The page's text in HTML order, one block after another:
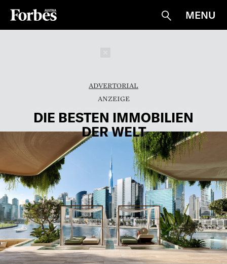
Suche
MENU
ADVERTORIAL
DIE BESTEN IMMOBILIEN
DER WELT